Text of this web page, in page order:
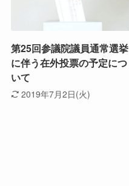
第25回参議院議員通常選挙
に伴う在外投票の予定につ
いて
2019年7月2日(火)